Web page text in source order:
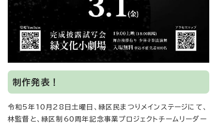
制作発表！
令和5年10月28日土曜日、緑区民まつりメインステージにて、
林監督と、緑区制60周年記念事業プロジェクトチームリーダー